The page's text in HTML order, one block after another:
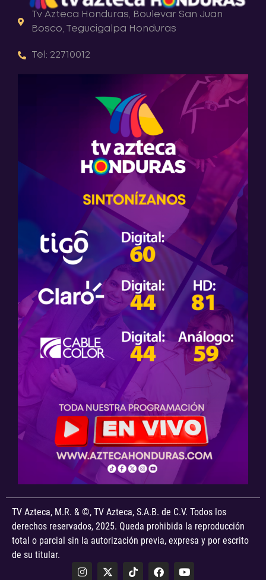
Tv Azteca Honduras, Boulevar San Juan
Bosco, Tegucigalpa Honduras
Tel: 22710012
TV Azteca, M.R. & ©, TV Azteca, S.A.B. de C.V. Todos los
derechos reservados, 2025. Queda prohibida la reproducción
total o parcial sin la autorización previa, expresa y por escrito
de su titular.